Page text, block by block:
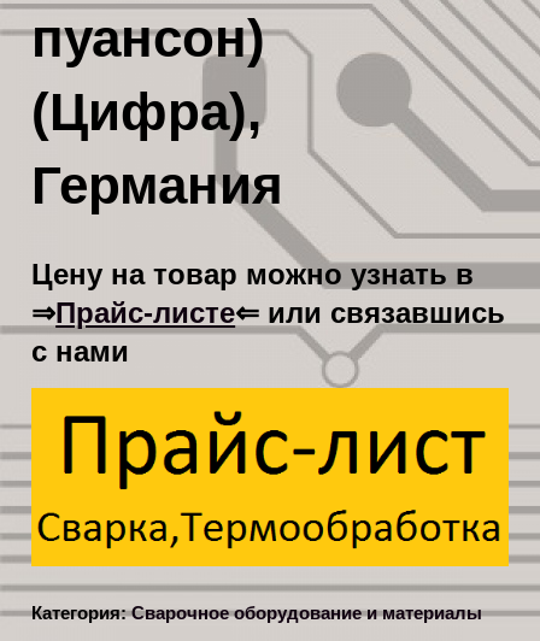
пуансон)
(Цифра),
Германия
Цену на товар можно узнать в
⇒Прайс-листе⇐ или связавшись
с нами
Категория:Сварочное оборудование и материалы